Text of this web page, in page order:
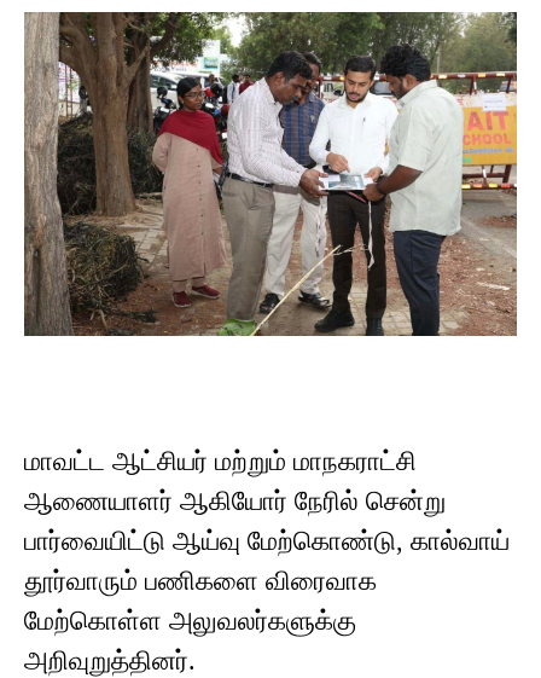
மாவட்ட ஆட்சியர் மற்றும் மாநகராட்சி
ஆணையாளர் ஆகியோர் நேரில் சென்று
பார்வையிட்டு ஆய்வு மேற்கொண்டு, கால்வாய்
தூர்வாரும் பணிகளை விரைவாக
மேற்கொள்ள அலுவலர்களுக்கு
அறிவுறுத்தினர்.